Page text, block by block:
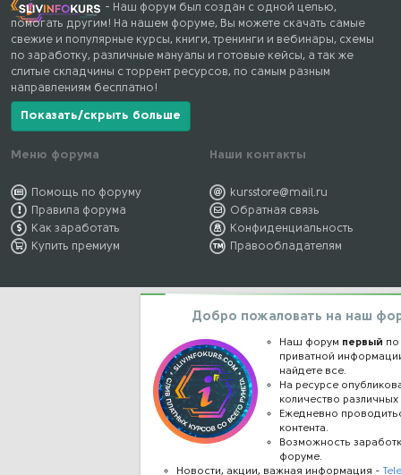
- Наш форум был создан с одной целью,
помогать другим! На нашем форуме, Вы можете скачать самые
свежие и популярные курсы, книги, тренинги и вебинары, схемы
по заработку, различные мануалы и готовые кейсы, а так же
слитые складчины с торрент ресурсов, по самым разным
направлениям бесплатно!
Показать/скрыть больше
Меню форума
Помощь по форуму
Правила форума
Как заработать
Купить премиум
Наши контакты
kursstore@mail.ru
Обратная связь
Конфиденциальность
Правообладателям
Добро пожаловать на наш
Наш форум первый
приватной
найдете все.
На ресурсе
количество различных
Ежедневно
контента.
Возможность
форуме.
Новости, акции, важная информация -